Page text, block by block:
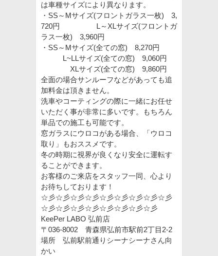
は車種サイズにより異なります。
・SS～Mサイズ(フロントガラス一枚) 3,
720円 L～XLサイズ(フロントガ
ラス一枚) 3,960円
・SS～Mサイズ(全ての窓) 8,270円
L~LLサイズ(全ての窓) 9,060円
XLサイズ(全ての窓) 9,860円
全面の場合サンルーフなどがあっても追
加料金は頂きません。
洗車やコーティングの際に一緒にお任せ
いただく事が非常に多いです。もちろん
単品での施工も可能です。
窓ガラスにウロコがある場合、「ウロコ
取り」もおススメです。
冬の時期に視界が良くなり安全に運転す
ることができます。
お客様のご来店をスタッフ一同、心より
お待ちしております！
☆彡☆彡☆彡☆彡☆彡☆彡☆彡☆彡☆彡
☆彡☆彡☆彡☆彡☆彡☆彡☆彡☆彡
KeePer LABO 弘前店
〒036-8002 青森県弘前市駅前2丁目2-2
場所 弘前駅前通りシーナシーナさん向
かい